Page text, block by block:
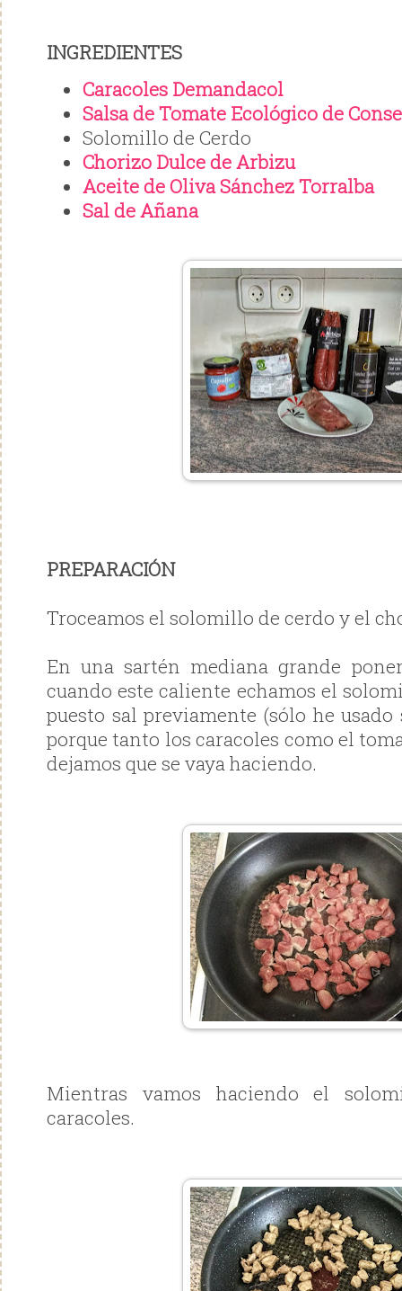
INGREDIENTES
Caracoles Demandacol
Salsa de Tomate Ecológico de
Solomillo de Cerdo
Chorizo Dulce de Arbizu
Aceite de Oliva Sánchez Torralba
Sal de Añana
PREPARACIÓN
Troceamos el solomillo de cerdo y el
En una sartén mediana grande
cuando este caliente echamos el
puesto sal previamente (sólo he
porque tanto los caracoles como el
dejamos que se vaya haciendo.
Mientras vamos haciendo el
caracoles.